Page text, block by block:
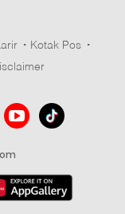
Kotak Pos